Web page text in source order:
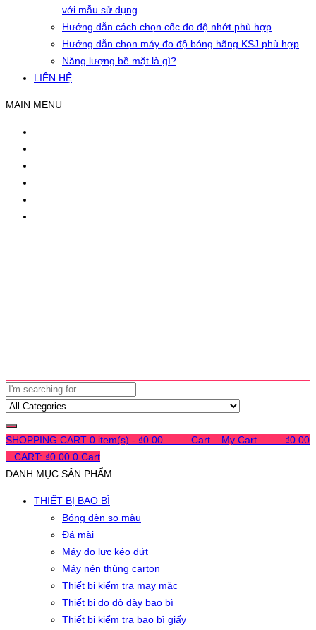
với mẫu sử dụng
Hướng dẫn cách chọn cốc đo độ nhớt phù hợp
Hướng dẫn chọn máy đo độ bóng hãng KSJ phù hợp
Năng lượng bề mặt là gì?
LIÊN HỆ
MAIN MENU
SHOPPING CART 0 item(s) - ₫0.00 Cart My Cart ₫0.00
CART: ₫0.00 0 Cart
DANH MỤC SẢN PHẨM
THIẾT BỊ BAO BÌ
Bóng đèn so màu
Đá mài
Máy đo lực kéo đứt
Máy nén thùng carton
Thiết bị kiểm tra may mặc
Thiết bị đo độ dày bao bì
Thiết bị kiểm tra bao bì giấy